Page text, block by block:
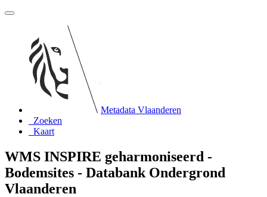
Metadata Vlaanderen
Zoeken
Kaart
WMS INSPIRE geharmoniseerd -
Bodemsites - Databank Ondergrond
Vlaanderen